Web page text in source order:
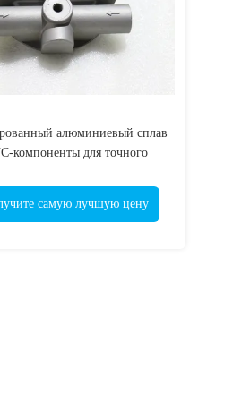
алюминиевый сплав
компоненты для точного
самую лучшую цену